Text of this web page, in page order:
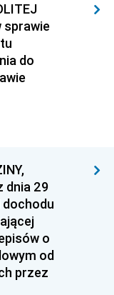
sprawie
do
dnia 29
dochodu
o
od
przez